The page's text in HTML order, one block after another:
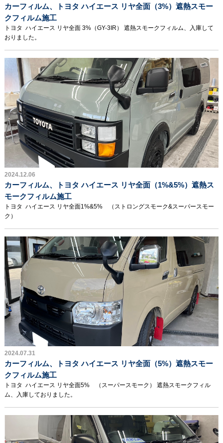
カーフィルム、トヨタ ハイエース リヤ全面（3%）遮熱スモー
クフィルム施工
トヨタ ハイエース リヤ全面 3%（GY-3IR） 遮熱スモークフィルム、入庫して
おりました。
2024.12.06
カーフィルム、トヨタ ハイエース リヤ全面（1%&5%）遮熱ス
モークフィルム施工
トヨタ ハイエース リヤ全面1%&5% （ストロングスモーク&スーパースモー
ク）
2024.07.31
カーフィルム、トヨタ ハイエース リヤ全面（5%）遮熱スモー
クフィルム施工
トヨタ ハイエース リヤ全面5% （スーパースモーク） 遮熱スモークフィル
ム、入庫しておりました。